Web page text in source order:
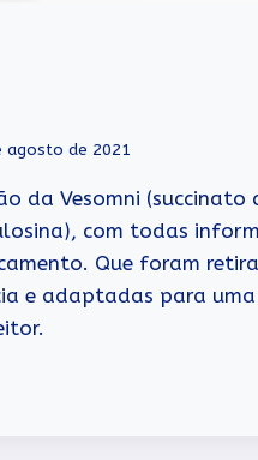
agosto de 2021
da Vesomni (succinato
com todas
Que foram
e adaptadas para